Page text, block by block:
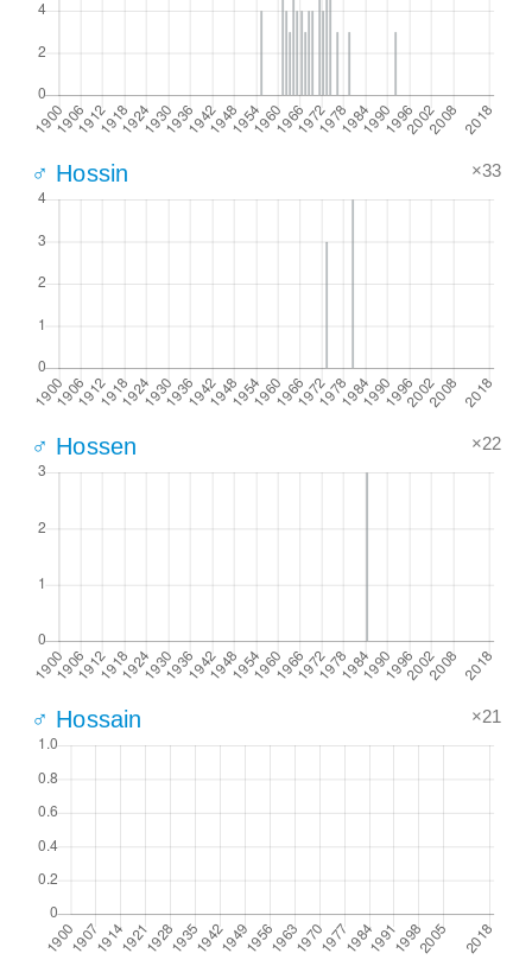
♂ Hossin ×33
♂ Hossen ×22
♂ Hossain ×21